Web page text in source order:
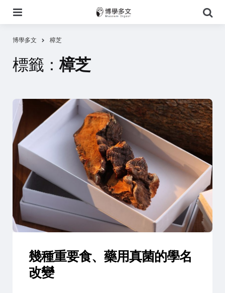
尋
博學多文 樟芝
標籤：樟芝
幾種重要食、藥用真菌的學名
改變